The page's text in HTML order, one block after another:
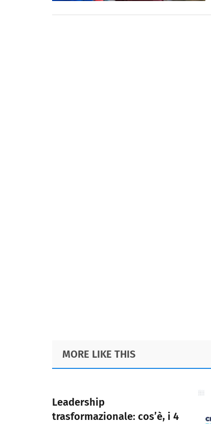
MORE LIKE THIS
Leadership
trasformazionale: cos’è, i 4